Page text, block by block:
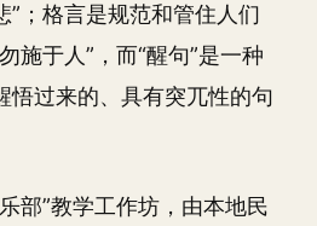
”；格言是规范和管住人们
施于人”，而“醒句”是一种
悟过来的、具有突兀性的句
部”教学工作坊，由本地民